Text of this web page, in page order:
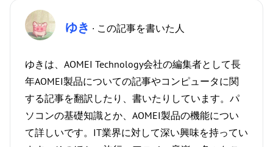
ゆき · この記事を書いた人
ゆきは、AOMEI Technology会社の編集者として長
年AOMEI製品についての記事やコンピュータに関
する記事を翻訳したり、書いたりしています。パ
ソコンの基礎知識とか、AOMEI製品の機能につい
て詳しいです。IT業界に対して深い興味を持ってい